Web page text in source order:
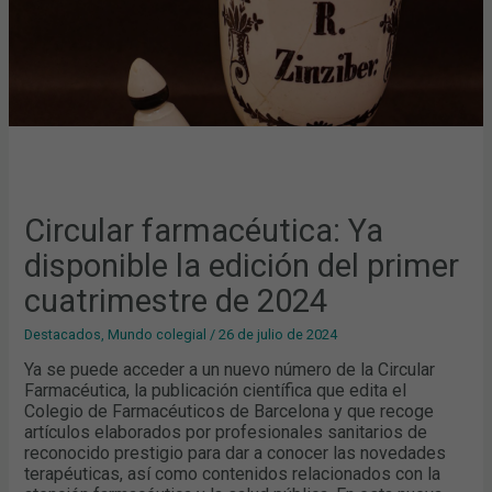
Circular farmacéutica: Ya
disponible la edición del primer
cuatrimestre de 2024
Destacados Mundo colegial /26 de julio de 2024
Ya se puede acceder a un nuevo número de la Circular
Farmacéutica, la publicación científica que edita el
Colegio de Farmacéuticos de Barcelona y que recoge
artículos elaborados por profesionales sanitarios de
reconocido prestigio para dar a conocer las novedades
terapéuticas, así como contenidos relacionados con la